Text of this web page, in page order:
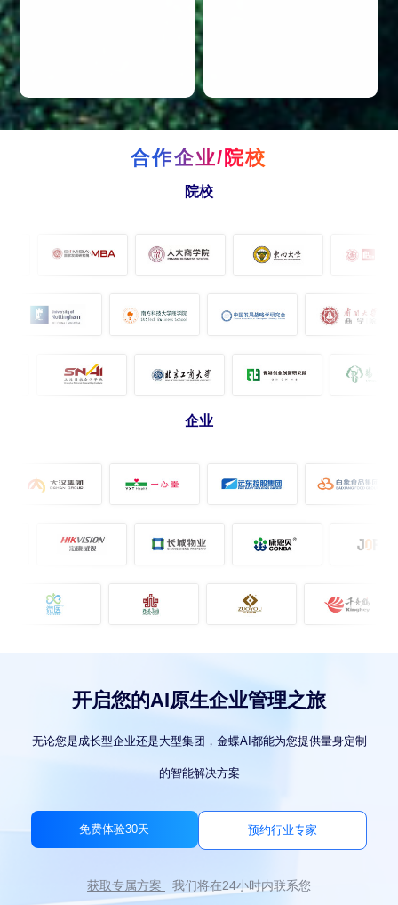
合作企业/院校
院校
企业
开启您的AI原生企业管理之旅
无论您是成长型企业还是大型集团，金蝶AI都能为您提供量身定制
的智能解决方案
免费体验30天 预约行业专家
获取专属方案 我们将在24小时内联系您